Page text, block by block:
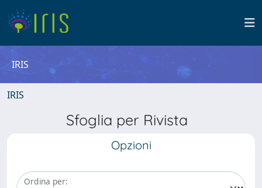
IRIS
IRIS
Sfoglia per Rivista
Opzioni
Ordina per: